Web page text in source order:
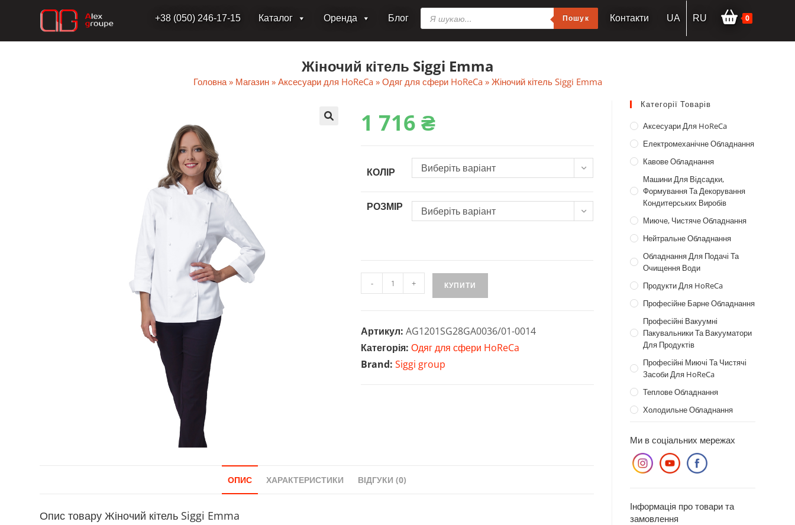
+38 (050) 246-17-15 Каталог Оренда Блог
Пошук
товарів Пошук Контакти UA RU 0
Жіночий кітель Siggi Emma
Головна» Магазин» Аксесуари для HoReCa» Одяг для сфери HoReCa» Жіночий кітель Siggi Emma
1‎ 716₴
КОЛІР Виберіть варіант
РОЗМІР Виберіть варіант
Жіночий
кітель
кількість
- + КУПИТИ
Артикул:AG1201SG28GA0036/01-0014
Категорія:Одяг для сфери HoReCa
Brand: Siggi group
ОПИС ХАРАКТЕРИСТИКИ ВІДГУКИ (0)
Опис товару Жіночий кітель Siggi Emma
Категорії Товарів
Аксесуари Для HoReCa
Електромеханічне Обладнання
Кавове Обладнання
Машини Для Відсадки,
Формування Та Декорування
Кондитерських Виробів
Миюче, Чистяче Обладнання
Нейтральне Обладнання
Обладнання Для Подачі Та
Очищення Води
Продукти Для HoReCa
Професійне Барне Обладнання
Професійні Вакуумні
Пакувальники Та Вакууматори
Для Продуктів
Професійні Миючі Та Чистячі
Засоби Для HoReCa
Теплове Обладнання
Холодильне Обладнання
Ми в соціальних мережах
Інформація про товари та
замовлення